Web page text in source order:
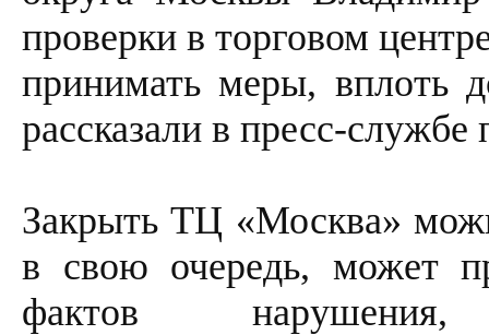
проверки в торговом
принимать меры, вплоть
рассказали в пресс-
Закрыть ТЦ «Москва»
в свою очередь, может
фактов